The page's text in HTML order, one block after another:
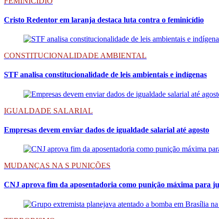
Cristo Redentor em laranja destaca luta contra o feminicídio
CONSTITUCIONALIDADE AMBIENTAL
STF analisa constitucionalidade de leis ambientais e indígenas
IGUALDADE SALARIAL
Empresas devem enviar dados de igualdade salarial até agosto
MUDANÇAS NA S PUNIÇÕES
CNJ aprova fim da aposentadoria como punição máxima para